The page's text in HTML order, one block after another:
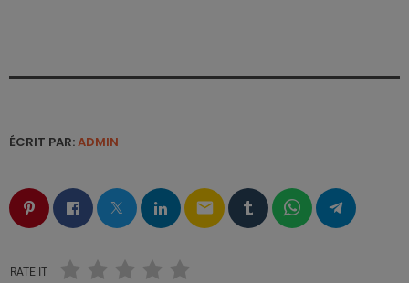
ÉCRIT PAR:ADMIN
email
RATE IT